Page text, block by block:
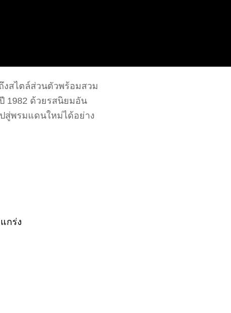
งสไตล์ส่วนตัวพร้อมสวม
1982 ด้วยรสนิยมอัน
สู่พรมแดนใหม่ได้อย่าง
กร่ง